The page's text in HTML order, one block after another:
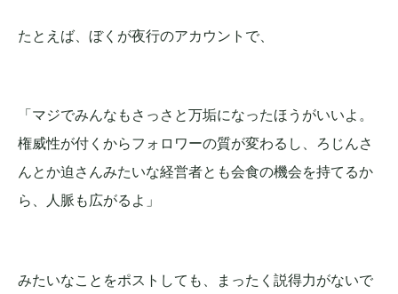
たとえば、ぼくが夜行のアカウントで、
「マジでみんなもさっさと万垢になったほうがいいよ。
権威性が付くからフォロワーの質が変わるし、ろじんさ
んとか迫さんみたいな経営者とも会食の機会を持てるか
ら、人脈も広がるよ」
みたいなことをポストしても、まったく説得力がないで